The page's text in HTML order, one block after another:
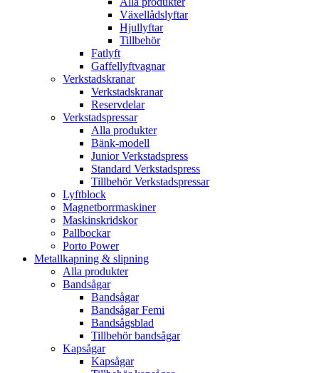
Växellådslyftar
Hjullyftar
Tillbehör
Fatlyft
Gaffellyftvagnar
Verkstadskranar
Verkstadskranar
Reservdelar
Verkstadspressar
Alla produkter
Bänk-modell
Junior Verkstadspress
Standard Verkstadspress
Tillbehör Verkstadspressar
Lyftblock
Magnetborrmaskiner
Maskinskridskor
Pallbockar
Porto Power
Metallkapning & slipning
Alla produkter
Bandsågar
Bandsågar
Bandsågar Femi
Bandsågsblad
Tillbehör bandsågar
Kapsågar
Kapsågar